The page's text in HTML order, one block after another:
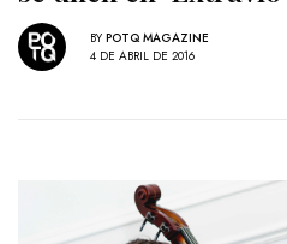
BY POTQ MAGAZINE
4 DE ABRIL DE 2016